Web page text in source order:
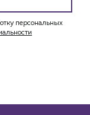
персональных